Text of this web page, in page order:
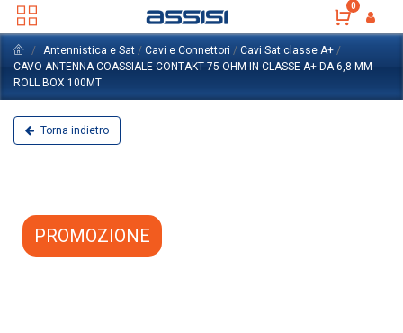
0
Antennistica e Sat / Cavi e Connettori / Cavi Sat classe A+ /
CAVO ANTENNA COASSIALE CONTAKT 75 OHM IN CLASSE A+ DA 6,8 MM
ROLL BOX 100MT
Torna indietro
PROMOZIONE